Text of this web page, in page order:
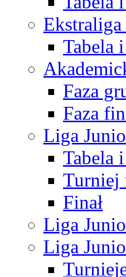
Tabela
Faza
Faza
Liga
Tabela
Turniej
Finał
Liga
Liga